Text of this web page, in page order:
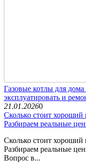
Газовые котлы для
эксплуатировать и
21.01.20260
Сколько стоит
Разбираем реальные
Сколько стоит
Разбираем реальные
Вопрос в...